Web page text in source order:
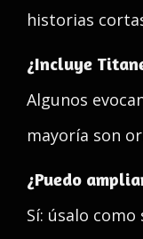
historias
¿Incluye
Algunos
mayoría son
¿Puedo
Sí: úsalo